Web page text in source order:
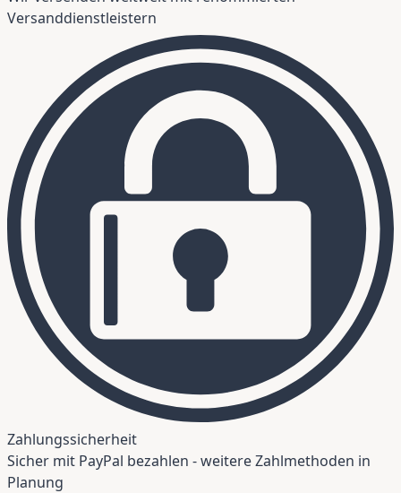
Versanddienstleistern
Zahlungssicherheit
Sicher mit PayPal bezahlen - weitere Zahlmethoden in
Planung